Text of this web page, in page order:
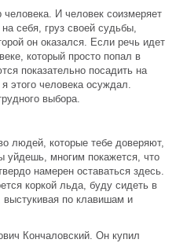
И человек соизмеряет
себя, груз своей судьбы,
он оказался. Если речь идет
который просто попал в
показательно посадить на
этого человека осуждал.
выбора.
людей, которые тебе доверяют,
уйдешь, многим покажется, что
намерен оставаться здесь.
коркой льда, буду сидеть в
выстукивая по клавишам и
Кончаловский. Он купил